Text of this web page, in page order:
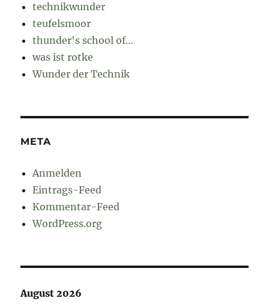
technikwunder
teufelsmoor
thunder's school of…
was ist rotke
Wunder der Technik
META
Anmelden
Eintrags-Feed
Kommentar-Feed
WordPress.org
August 2026